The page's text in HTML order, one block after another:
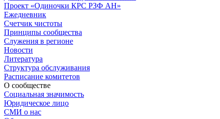
Проект «Одиночки КРС РЗФ АН»
Ежедневник
Счетчик чистоты
Принципы сообщества
Служения в регионе
Новости
Литература
Структура обслуживания
Расписание комитетов
О сообществе
Социальная значимость
Юридическое лицо
СМИ о нас